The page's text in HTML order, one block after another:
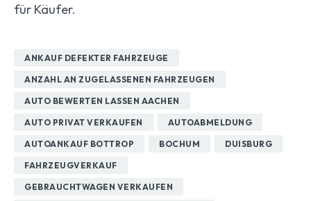
für Käufer.
ANKAUF DEFEKTER FAHRZEUGE
ANZAHL AN ZUGELASSENEN FAHRZEUGEN
AUTO BEWERTEN LASSEN AACHEN
AUTO PRIVAT VERKAUFEN AUTOABMELDUNG
AUTOANKAUF BOTTROP BOCHUM DUISBURG
FAHRZEUGVERKAUF
GEBRAUCHTWAGEN VERKAUFEN